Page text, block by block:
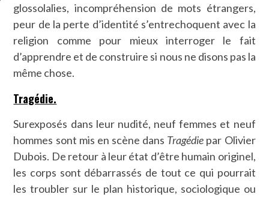
glossolalies, incompréhension de mots étrangers,
peur de la perte d’identité s’entrechoquent avec la
religion comme pour mieux interroger le fait
d’apprendre et de construire si nous ne disons pas la
même chose.
Tragédie.
Surexposés dans leur nudité, neuf femmes et neuf
hommes sont mis en scène dans Tragédie par Olivier
Dubois. De retour à leur état d’être humain originel,
les corps sont débarrassés de tout ce qui pourrait
les troubler sur le plan historique, sociologique ou